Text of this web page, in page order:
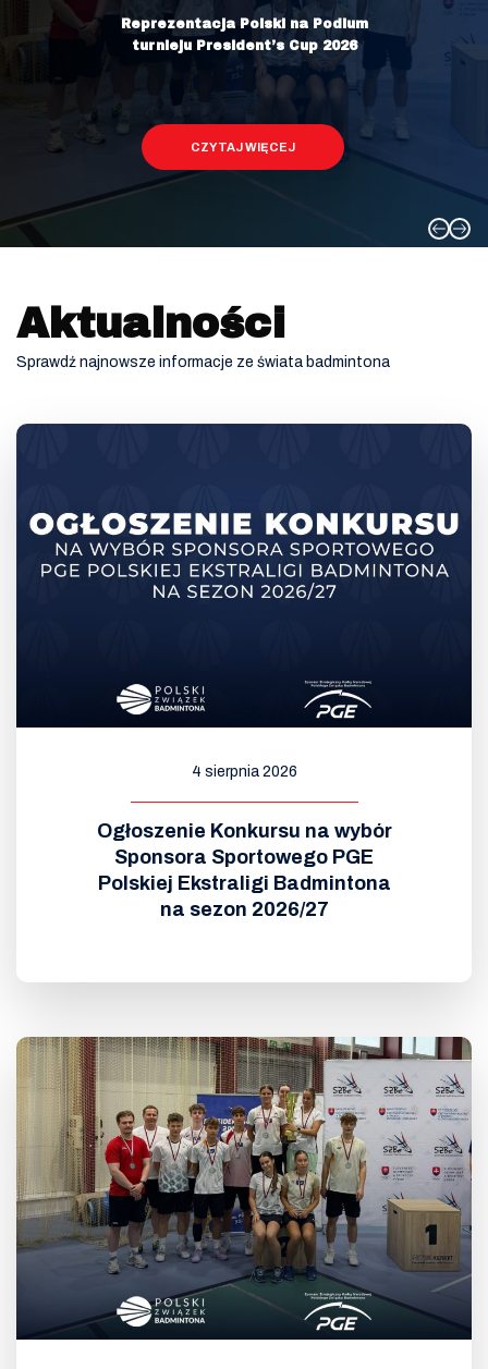
Aktualności
Sprawdź najnowsze informacje ze świata badmintona
4 sierpnia 2026
Ogłoszenie Konkursu na wybór
Sponsora Sportowego PGE
Polskiej Ekstraligi Badmintona
na sezon 2026/27